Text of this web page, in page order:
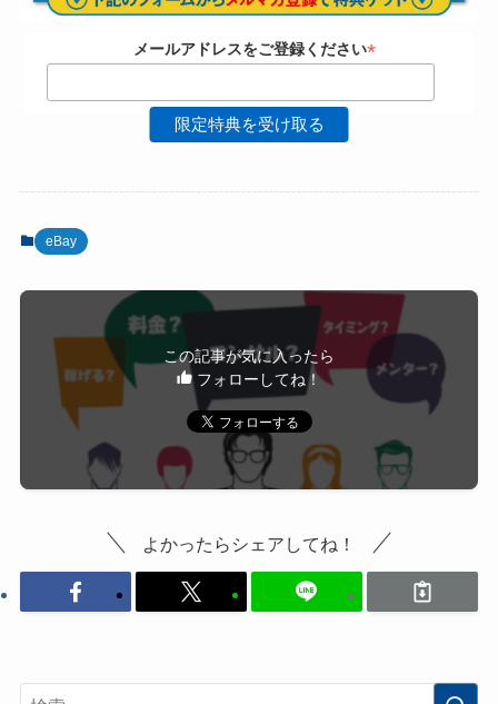
メールアドレスをご登録ください*
eBay
この記事が気に入ったら
フォローしてね！
よかったらシェアしてね！